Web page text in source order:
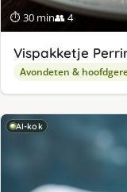
⏱ 30 min👥 4
Vispakketje
Avondeten &
AI-kok